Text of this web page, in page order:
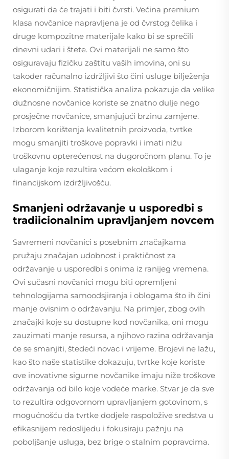
osigurati da će trajati i biti čvrsti. Većina premium
klasa novčanice napravljena je od čvrstog čelika i
druge kompozitne materijale kako bi se sprečili
dnevni udari i štete. Ovi materijali ne samo što
osiguravaju fizičku zaštitu vaših imovina, oni su
također računalno izdržljivi što čini usluge bilježenja
ekonomičnijim. Statistička analiza pokazuje da velike
dužnosne novčanice koriste se znatno dulje nego
prosječne novčanice, smanjujući brzinu zamjene.
Izborom korištenja kvalitetnih proizvoda, tvrtke
mogu smanjiti troškove popravki i imati nižu
troškovnu opterećenost na dugoročnom planu. To je
ulaganje koje rezultira većom ekološkom i
financijskom izdržljivošću.
Smanjeni održavanje u usporedbi s
tradiicionalnim upravljanjem novcem
Savremeni novčanici s posebnim značajkama
pružaju značajan udobnost i praktičnost za
održavanje u usporedbi s onima iz ranijeg vremena.
Ovi sučasni novčanici mogu biti opremljeni
tehnologijama samoodsjiranja i oblogama što ih čini
manje ovisnim o održavanju. Na primjer, zbog ovih
značajki koje su dostupne kod novčanika, oni mogu
zauzimati manje resursa, a njihovo razina održavanja
će se smanjiti, štedeći novac i vrijeme. Brojevi ne lažu,
kao što naše statistike dokazuju, tvrtke koje koriste
ove inovativne sigurne novčanike imaju niže troškove
održavanja od bilo koje vodeće marke. Stvar je da sve
to rezultira odgovornom upravljanjem gotovinom, s
mogućnošću da tvrtke dodjele raspoložive sredstva u
efikasnijem redoslijedu i fokusiraju pažnju na
poboljšanje usluga, bez brige o stalnim popravcima.